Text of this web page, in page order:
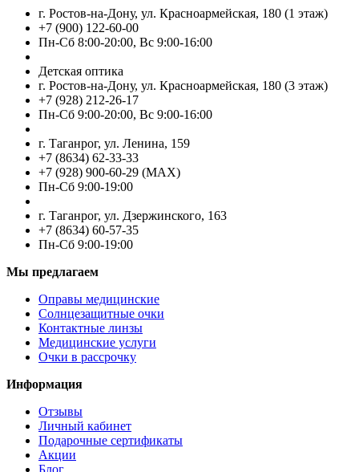
г. Ростов-на-Дону, ул. Красноармейская, 180 (1 этаж)
+7 (900) 122-60-00
Пн-Cб 8:00-20:00, Вс 9:00-16:00
Детская оптика
г. Ростов-на-Дону, ул. Красноармейская, 180 (3 этаж)
+7 (928) 212-26-17
Пн-Cб 9:00-20:00, Вс 9:00-16:00
г. Таганрог, ул. Ленина, 159
+7 (8634) 62-33-33
+7 (928) 900-60-29 (MAX)
Пн-Cб 9:00-19:00
г. Таганрог, ул. Дзержинского, 163
+7 (8634) 60-57-35
Пн-Сб 9:00-19:00
Мы предлагаем
Оправы медицинские
Солнцезащитные очки
Контактные линзы
Медицинские услуги
Очки в рассрочку
Информация
Отзывы
Личный кабинет
Подарочные сертификаты
Акции
Блог